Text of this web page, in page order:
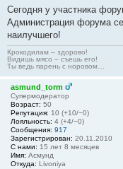
Сегодня у участника
Администрация форума
наилучшего!
Крокодилам – здорово!
Видишь мясо – съешь его!
Ты ведь парень с норовом…
asmund_torm
Супермодератор
Возраст: 50
Репутация: 10 (+10/−0)
Лояльность: 4 (+4/−0)
Сообщения: 917
Зарегистрирован: 20.11.2010
С нами: 15 лет 8 месяцев
Имя: Асмунд
Откуда: Livoniya